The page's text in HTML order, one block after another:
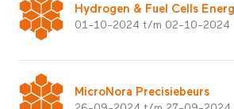
Hydrogen & Fuel Cells
01-10-2024 t/m 02-10-2024
MicroNora Precisiebeurs